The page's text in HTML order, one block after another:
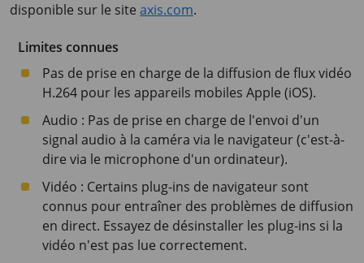
disponible sur le site axis.com.
Limites connues
Pas de prise en charge de la diffusion de flux vidéo
H.264 pour les appareils mobiles Apple (iOS).
Audio : Pas de prise en charge de l'envoi d'un
signal audio à la caméra via le navigateur (c'est-à-
dire via le microphone d'un ordinateur).
Vidéo : Certains plug-ins de navigateur sont
connus pour entraîner des problèmes de diffusion
en direct. Essayez de désinstaller les plug-ins si la
vidéo n'est pas lue correctement.